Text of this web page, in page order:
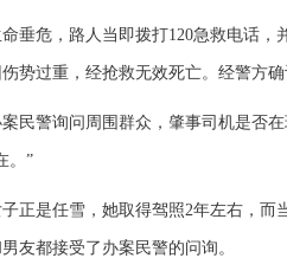
危，路人当即拨打120急救电话，
势过重，经抢救无效死亡。经警方
警询问周围群众，肇事司机是否在
。”
是任雪，她取得驾照2年左右，而
友都接受了办案民警的问询。